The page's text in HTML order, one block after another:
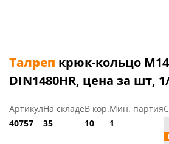
Талреп крюк-кольцо
DIN1480HR, цена за шт,
Артикул
40757
На складе
35
В кор.
10
Мин. партия
1